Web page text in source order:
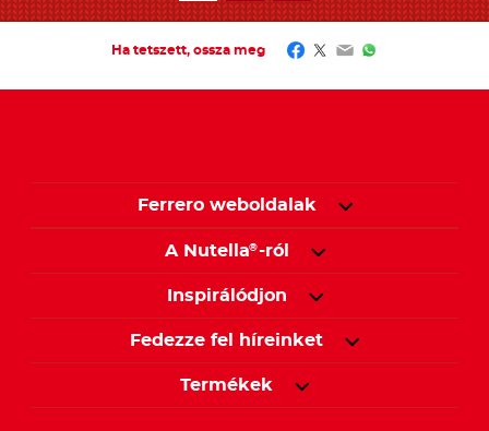
Ha tetszett, ossza meg Facebook
Twitter
EmailWhatsApp
Ferrero weboldalak
A Nutella®-ról
Inspirálódjon
Fedezze fel híreinket
Termékek